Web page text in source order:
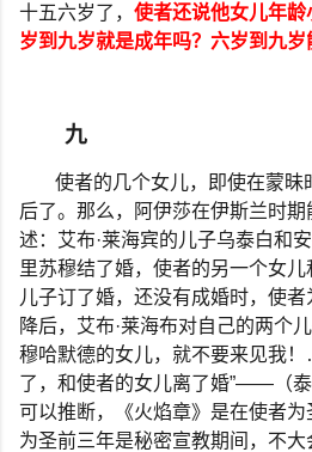
十五六岁了， 使者还说他女儿年
岁到九岁就是成年吗？六岁到九岁
九
使者的几个女儿，即使在蒙昧
后了。那么，阿伊莎在伊斯兰时期
述：艾布·莱海宾的儿子乌泰白和
里苏穆结了婚，使者的另一个女儿
儿子订了婚，还没有成婚时，使
降后，艾布·莱海布对自己的两个
穆哈默德的女儿，就不要来见我！
了，和使者的女儿离了婚”—— （
可以推断，《火焰章》是在使者为
为圣前三年是秘密宣教期间，不大